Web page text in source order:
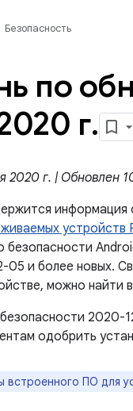
Безопасность
по
г.
2020 г. | Обновлен
информация
устройств
безопасности
и более новых.
можно найти
одобрить
встроенного ПО для